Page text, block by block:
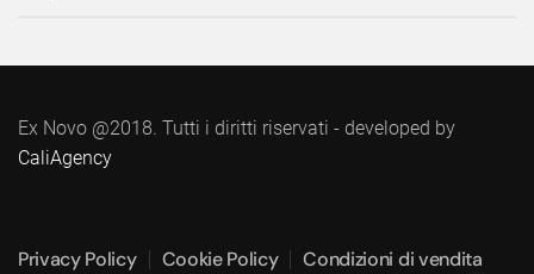
Ex Novo @2018. Tutti i diritti riservati - developed by
CaliAgency
Privacy Policy Cookie Policy Condizioni di vendita